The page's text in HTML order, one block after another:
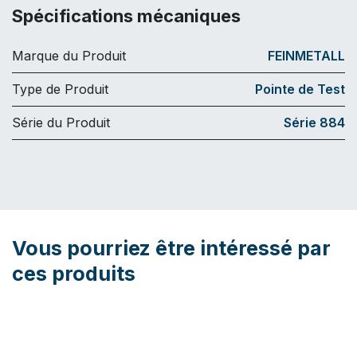
Spécifications mécaniques
Marque du Produit FEINMETALL
Type de Produit Pointe de Test
Série du Produit Série 884
Vous pourriez être intéressé par
ces produits